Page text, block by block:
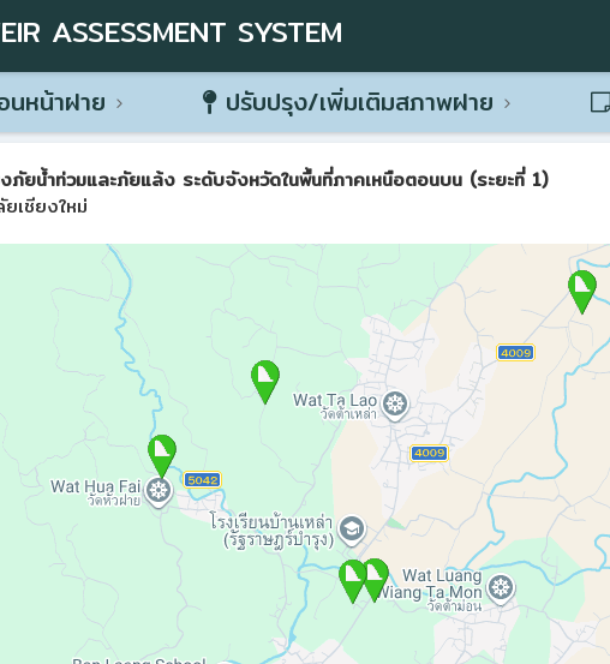
ASSESSMENT SYSTEM
นหน้าฝาย ปรับปรุง/เพิ่มเติมสภาพฝาย
ยน้ำท่วมและภัยแล้ง ระดับจังหวัดในพื้นที่ภาคเหนือตอนบน (ระยะที่ 1)
เชียงใหม่